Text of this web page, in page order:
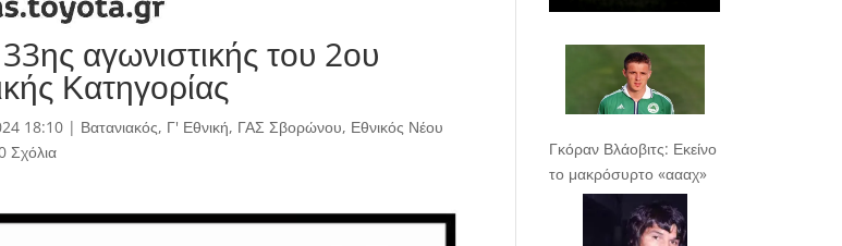
αγωνιστικής του 2ου
Κατηγορίας
18:10| Βατανιακός, Γ' Εθνική, ΓΑΣ Σβορώνου, Εθνικός Νέου
Σχόλια
Γκόραν Βλάοβιτς: Εκείνο
το μακρόσυρτο «αααχ»